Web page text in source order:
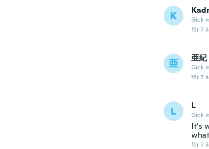
K Gick
för 7
亜 亜紀
Gick
för 7
L L
Gick
It’s
för 7